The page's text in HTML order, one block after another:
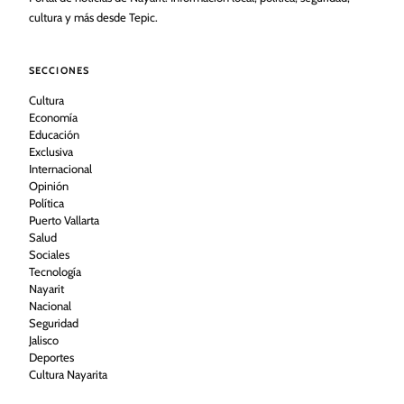
cultura y más desde Tepic.
SECCIONES
Cultura
Economía
Educación
Exclusiva
Internacional
Opinión
Política
Puerto Vallarta
Salud
Sociales
Tecnología
Nayarit
Nacional
Seguridad
Jalisco
Deportes
Cultura Nayarita